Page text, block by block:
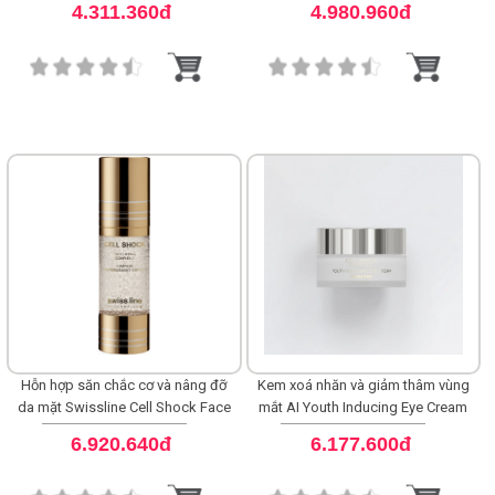
Boosting Essence
4.311.360đ 4.980.960đ
Hỗn hợp săn chắc cơ và nâng đỡ
da mặt Swissline Cell Shock Face
Lifting Complex II
6.920.640đ
Kem xoá nhăn và giảm thâm vùng
mắt AI Youth Inducing Eye Cream
6.177.600đ